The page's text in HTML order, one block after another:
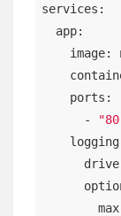
services:
  app:
image:
    ports:
      -